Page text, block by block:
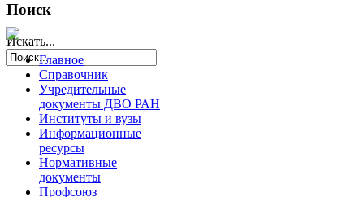
Поиск
Искать...
Главное
Справочник
Учредительные
документы ДВО РАН
Институты и вузы
Информационные
ресурсы
Нормативные
документы
Профсоюз